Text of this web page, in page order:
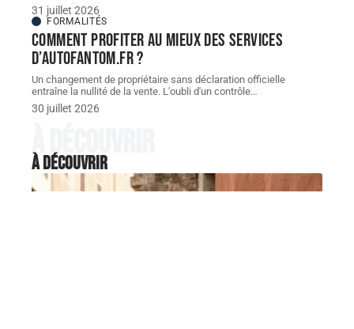
31 juillet 2026
FORMALITÉS
Comment profiter au mieux des services
d’autofantom.fr ?
Un changement de propriétaire sans déclaration officielle
entraîne la nullité de la vente. L'oubli d'un contrôle…
30 juillet 2026
À découvrir
À découvrir